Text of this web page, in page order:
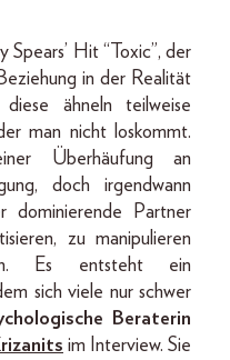
Hit “Toxic”, der
in der Realität
ähneln teilweise
man nicht loskommt.
Überhäufung an
doch irgendwann
dominierende Partner
zu manipulieren
Es entsteht ein
sich viele nur schwer
Beraterin
im Interview. Sie